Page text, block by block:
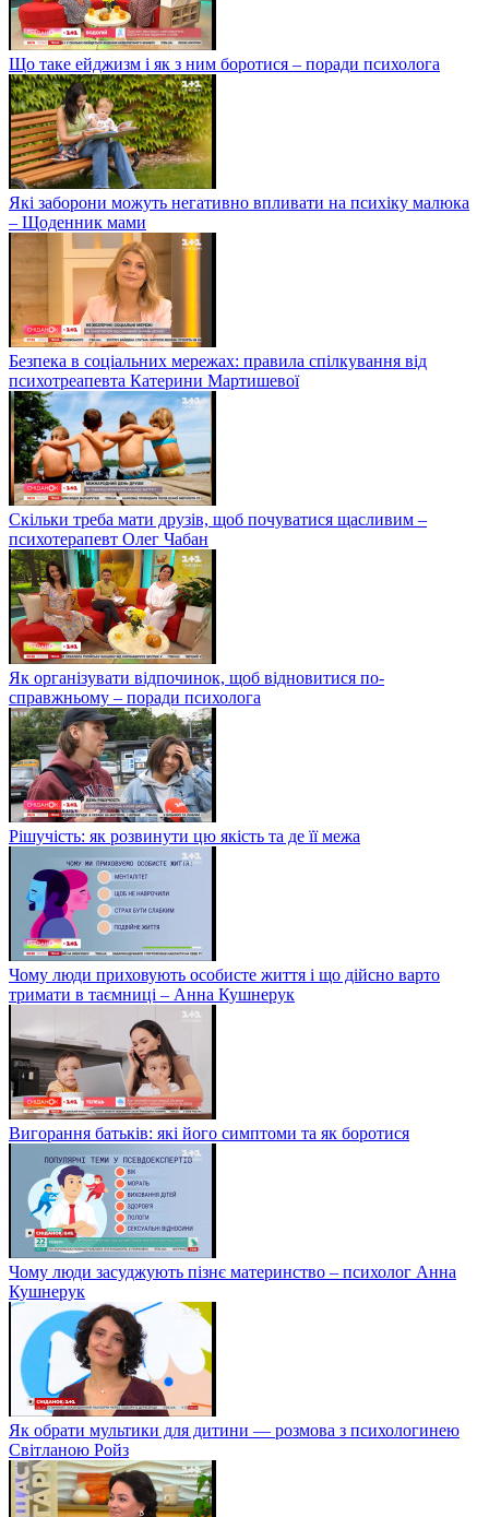
Що таке ейджизм і як з ним боротися – поради психолога
Які заборони можуть негативно впливати на психіку малюка
– Щоденник мами
Безпека в соціальних мережах: правила спілкування від
психотреапевта Катерини Мартишевої
Скільки треба мати друзів, щоб почуватися щасливим –
психотерапевт Олег Чабан
Як організувати відпочинок, щоб відновитися по-
справжньому – поради психолога
Рішучість: як розвинути цю якість та де її межа
Чому люди приховують особисте життя і що дійсно варто
тримати в таємниці – Анна Кушнерук
Вигорання батьків: які його симптоми та як боротися
Чому люди засуджують пізнє материнство – психолог Анна
Кушнерук
Як обрати мультики для дитини — розмова з психологинею
Світланою Ройз